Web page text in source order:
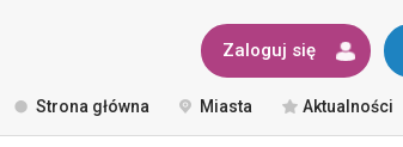
Zaloguj się
Strona główna Miasta Aktualności